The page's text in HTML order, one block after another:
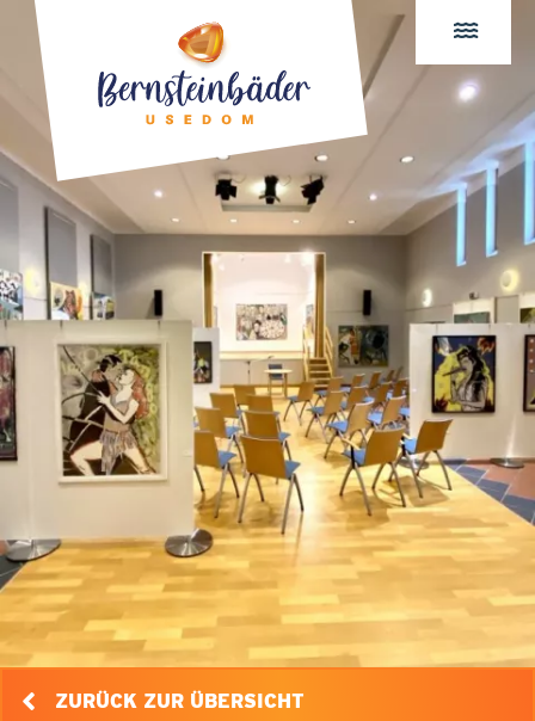
ZURÜCK ZUR ÜBERSICHT